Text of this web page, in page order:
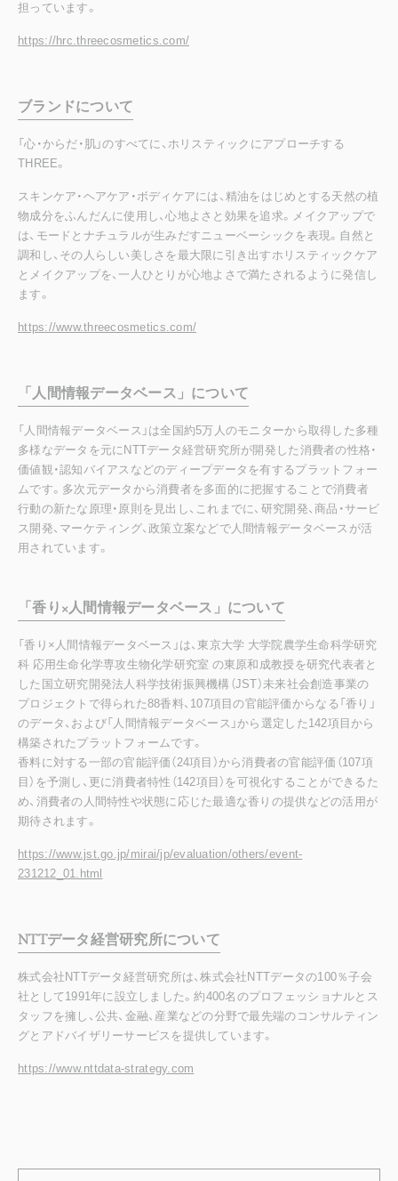
担っています。
https://hrc.threecosmetics.com/
ブランドについて
「心・からだ・肌」のすべてに、ホリスティックにアプローチする
THREE。
スキンケア・ヘアケア・ボディケアには、精油をはじめとする天然の植
物成分をふんだんに使用し、心地よさと効果を追求。メイクアップで
は、モードとナチュラルが生みだすニューベーシックを表現。自然と
調和し、その人らしい美しさを最大限に引き出すホリスティックケア
とメイクアップを、一人ひとりが心地よさで満たされるように発信し
ます。
https://www.threecosmetics.com/
「人間情報データベース」について
「人間情報データベース」は全国約5万人のモニターから取得した多種
多様なデータを元にNTTデータ経営研究所が開発した消費者の性格・
価値観・認知バイアスなどのディープデータを有するプラットフォー
ムです。多次元データから消費者を多面的に把握することで消費者
行動の新たな原理・原則を見出し、これまでに、研究開発、商品・サービ
ス開発、マーケティング、政策立案などで人間情報データベースが活
用されています。
「香り×人間情報データベース」について
「香り×人間情報データベース」は、東京大学 大学院農学生命科学研究
科 応用生命化学専攻生物化学研究室 の東原和成教授を研究代表者と
した国立研究開発法人科学技術振興機構（JST）未来社会創造事業の
プロジェクトで得られた88香料、107項目の官能評価からなる「香り」
のデータ、および「人間情報データベース」から選定した142項目から
構築されたプラットフォームです。
香料に対する一部の官能評価（24項目）から消費者の官能評価（107項
目）を予測し、更に消費者特性（142項目）を可視化することができるた
め、消費者の人間特性や状態に応じた最適な香りの提供などの活用が
期待されます。
https://www.jst.go.jp/mirai/jp/evaluation/others/event-
231212_01.html
NTTデータ経営研究所について
株式会社NTTデータ経営研究所は、株式会社NTTデータの100％子会
社として1991年に設立しました。約400名のプロフェッショナルとス
タッフを擁し、公共、金融、産業などの分野で最先端のコンサルティン
グとアドバイザリーサービスを提供しています。
https://www.nttdata-strategy.com